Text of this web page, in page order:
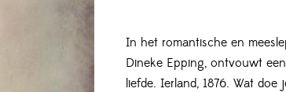
In het romantische en
Dineke Epping, ontvouwt
liefde. Ierland, 1876. Wat